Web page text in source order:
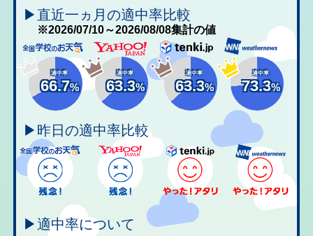
▶直近一ヵ月の適中率比較
※2026/07/10～2026/08/08集計の値
適中率
66.7%
適中率
63.3%
適中率
63.3%
適中率
73.3%
▶昨日の適中率比較
▶適中率について